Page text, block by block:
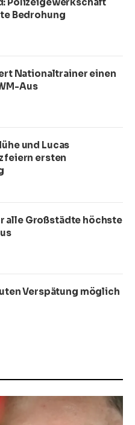
Bedrohung
Nationaltrainer einen
Aus
und Lucas
feiern ersten
alle Großstädte höchste
Verspätung möglich